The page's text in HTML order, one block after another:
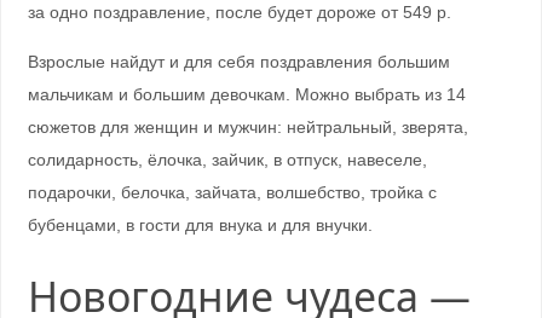
за одно поздравление, после будет дороже от 549 р.
Взрослые найдут и для себя поздравления большим
мальчикам и большим девочкам. Можно выбрать из 14
сюжетов для женщин и мужчин: нейтральный, зверята,
солидарность, ёлочка, зайчик, в отпуск, навеселе,
подарочки, белочка, зайчата, волшебство, тройка с
бубенцами, в гости для внука и для внучки.
Новогодние чудеса —